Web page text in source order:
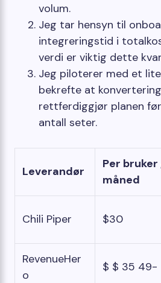
volum.
Jeg tar hensyn til
integreringstid i
verdi er viktig dette
Jeg piloterer med et
bekrefte at
rettferdiggjør planen
antall seter.
Leverandør
Per bruker
måned
Chili Piper $30
RevenueHer
o
$ $ 35 49-